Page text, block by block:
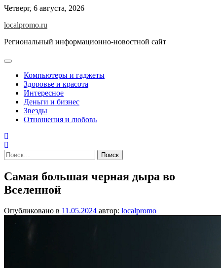
Перейти
содержимому
Четверг, 6 августа, 2026
localpromo.ru
Региональный информационно-новостной сайт
Компьютеры и гаджеты
Здоровье и красота
Интересное
Деньги и бизнес
Звезды
Отношения и любовь
Найти:
Самая большая черная дыра во
Вселенной
Опубликовано в 11.05.2024 автор: localpromo